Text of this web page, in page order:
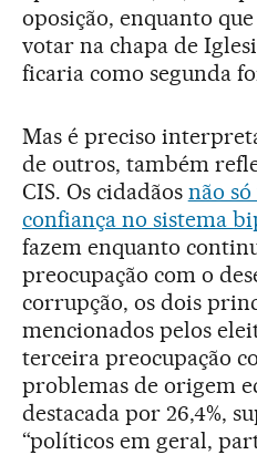
oposição, enquanto
votar na chapa de
ficaria como segunda
Mas é preciso
de outros, também
CIS. Os cidadãos não
confiança no sistema
fazem enquanto
preocupação com o
corrupção, os dois
mencionados pelos
terceira preocupação
problemas de origem
destacada por 26,4%,
“políticos em geral,